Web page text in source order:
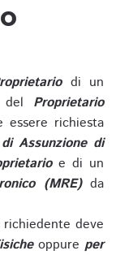
di un
del Proprietario
essere richiesta
Assunzione di
e di un
(MRE)da
deve
oppure per